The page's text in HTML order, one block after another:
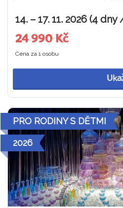
14. – 17. 11. 2026 (4
24 990 Kč
Cena za 1 osobu
PRO RODINY S DĚTMI
2026